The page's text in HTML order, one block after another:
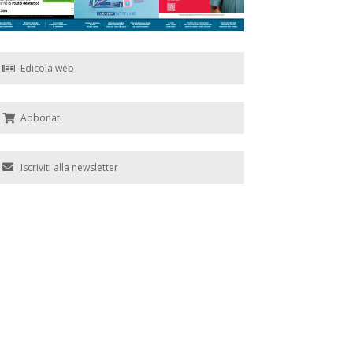
Edicola web
Abbonati
Iscriviti alla newsletter